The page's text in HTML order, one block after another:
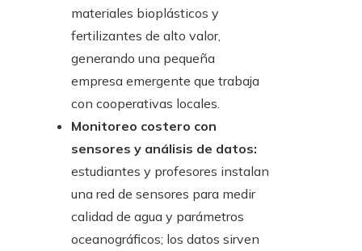
materiales bioplásticos y
fertilizantes de alto valor,
generando una pequeña
empresa emergente que trabaja
con cooperativas locales.
Monitoreo costero con
sensores y análisis de datos:
estudiantes y profesores instalan
una red de sensores para medir
calidad de agua y parámetros
oceanográficos; los datos sirven